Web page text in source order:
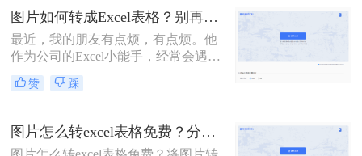
对呢？”顺带一张Excel截图。对，是
截图！如何在一张截图上发现问题，
查找答案呢？这是一个问题。更大的
问题是，老板也喜欢这样……今天就
来给大家分享一个技巧，「如何将图
片转为excel文档」
图片如何转成Excel表格？别再手动输入了，这个方法2分钟解决
最近，我的朋友有点烦，有点烦。他
作为公司的Excel小能手，经常会遇到
同事发Excel表过来咨询的情况。他们
的口头禅通常都是：“大神，大神，
对呢？”顺带一张Excel截图。对，是
截图！如何在一张截图上发现问题，
赞 踩
图片怎么转excel表格免费？分享三款免费工具！